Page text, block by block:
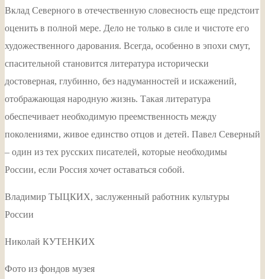
Вклад Северного в отечественную словесность еще предстоит
оценить в полной мере. Дело не только в силе и чистоте его
художественного дарования. Всегда, особенно в эпохи смут,
спасительной становится литература исторически
достоверная, глубинно, без надуманностей и искажений,
отображающая народную жизнь. Такая литература
обеспечивает необходимую преемственность между
поколениями, живое единство отцов и детей. Павел Северный
– один из тех русских писателей, которые необходимы
России, если Россия хочет оставаться собой.
Владимир ТЫЦКИХ, заслуженный работник культуры
России
Николай КУТЕНКИХ
Фото из фондов музея